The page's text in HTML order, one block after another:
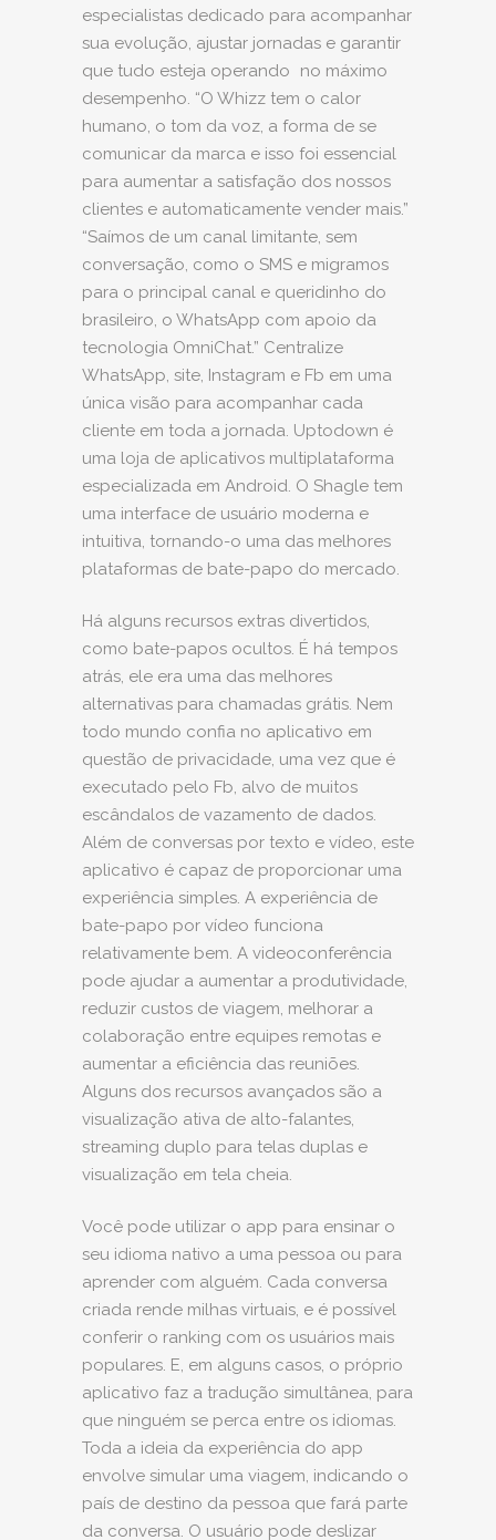
especialistas dedicado para acompanhar
sua evolução, ajustar jornadas e garantir
que tudo esteja operando no máximo
desempenho. “O Whizz tem o calor
humano, o tom da voz, a forma de se
comunicar da marca e isso foi essencial
para aumentar a satisfação dos nossos
clientes e automaticamente vender mais.”
“Saímos de um canal limitante, sem
conversação, como o SMS e migramos
para o principal canal e queridinho do
brasileiro, o WhatsApp com apoio da
tecnologia OmniChat.” Centralize
WhatsApp, site, Instagram e Fb em uma
única visão para acompanhar cada
cliente em toda a jornada. Uptodown é
uma loja de aplicativos multiplataforma
especializada em Android. O Shagle tem
uma interface de usuário moderna e
intuitiva, tornando-o uma das melhores
plataformas de bate-papo do mercado.
Há alguns recursos extras divertidos,
como bate-papos ocultos. É há tempos
atrás, ele era uma das melhores
alternativas para chamadas grátis. Nem
todo mundo confia no aplicativo em
questão de privacidade, uma vez que é
executado pelo Fb, alvo de muitos
escândalos de vazamento de dados.
Além de conversas por texto e vídeo, este
aplicativo é capaz de proporcionar uma
experiência simples. A experiência de
bate-papo por vídeo funciona
relativamente bem. A videoconferência
pode ajudar a aumentar a produtividade,
reduzir custos de viagem, melhorar a
colaboração entre equipes remotas e
aumentar a eficiência das reuniões.
Alguns dos recursos avançados são a
visualização ativa de alto-falantes,
streaming duplo para telas duplas e
visualização em tela cheia.
Você pode utilizar o app para ensinar o
seu idioma nativo a uma pessoa ou para
aprender com alguém. Cada conversa
criada rende milhas virtuais, e é possível
conferir o ranking com os usuários mais
populares. E, em alguns casos, o próprio
aplicativo faz a tradução simultânea, para
que ninguém se perca entre os idiomas.
Toda a ideia da experiência do app
envolve simular uma viagem, indicando o
país de destino da pessoa que fará parte
da conversa. O usuário pode deslizar